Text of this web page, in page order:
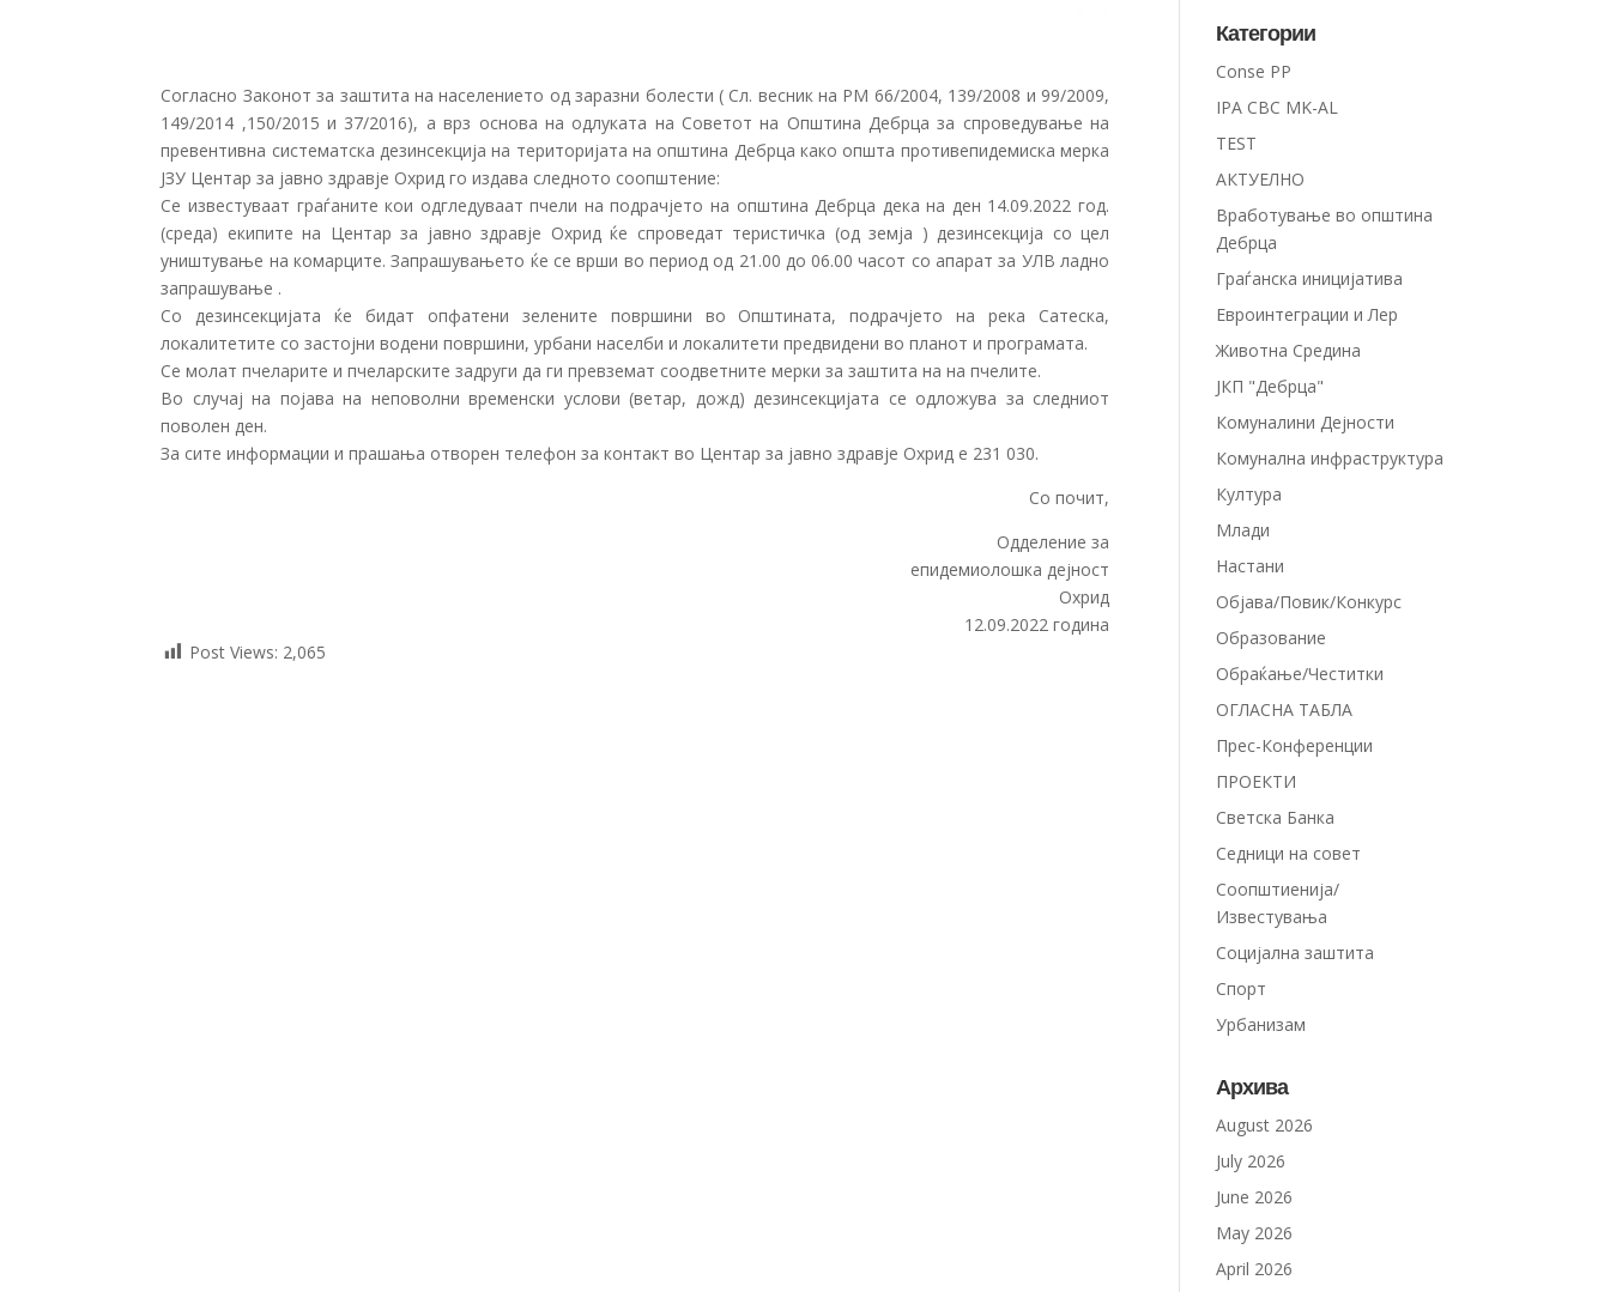
Согласно Законот за заштита на населението од заразни болести ( Сл. весник на РМ 66/2004, 139/2008 и 99/2009,
149/2014 ,150/2015 и 37/2016), а врз основа на одлуката на Советот на Општина Дебрца за спроведување на
превентивна систематска дезинсекција на територијата на општина Дебрца како општа противепидемиска мерка
ЈЗУ Центар за јавно здравје Охрид го издава следното соопштение:
Се известуваат граѓаните кои одгледуваат пчели на подрачјето на општина Дебрца дека на ден 14.09.2022 год.
(среда) екипите на Центар за јавно здравје Охрид ќе спроведат теристичка (од земја ) дезинсекција со цел
уништување на комарците. Запрашувањето ќе се врши во период од 21.00 до 06.00 часот со апарат за УЛВ ладно
запрашување .
Со дезинсекцијата ќе бидат опфатени зелените површини во Општината, подрачјето на река Сатеска,
локалитетите со застојни водени површини, урбани населби и локалитети предвидени во планот и програмата.
Се молат пчеларите и пчеларските задруги да ги превземат соодветните мерки за заштита на на пчелите.
Во случај на појава на неповолни временски услови (ветар, дожд) дезинсекцијата се одложува за следниот
поволен ден.
За сите информации и прашања отворен телефон за контакт во Центар за јавно здравје Охрид е 231 030.
Со почит,
Одделение за
епидемиолошка дејност
Охрид
12.09.2022 година
Post Views: 2,065
Категории
Conse PP
IPA CBC MK-AL
TEST
АКТУЕЛНО
Вработување во општина
Дебрца
Граѓанска иницијатива
Евроинтеграции и Лер
Животна Средина
ЈКП "Дебрца"
Комуналини Дејности
Комунална инфраструктура
Култура
Млади
Настани
Објава/Повик/Конкурс
Образование
Обраќање/Честитки
ОГЛАСНА ТАБЛА
Прес-Конференции
ПРОЕКТИ
Светска Банка
Седници на совет
Соопштиенија/
Известувања
Социјална заштита
Спорт
Урбанизам
Архива
August 2026
July 2026
June 2026
May 2026
April 2026